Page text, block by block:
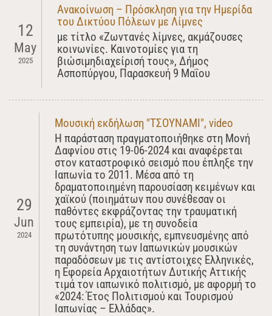
12
May
2025
Ανακοίνωση – Πρόσκληση για την Ημερίδα
του Δικτύου Πόλεων με Λίμνες
με τίτλο «Ζωντανές λίμνες, ακμάζουσες
κοινωνίες. Καινοτομίες για τη
βιώσιμηδιαχείρισή τους», Δήμος
Ασποπύργου, Παρασκευή 9 Μαΐου
29
Jun
2024
Μουσική εκδήλωση "ΤΣΟΥΝΑΜΙ", video
Η παράσταση πραγματοποιήθηκε στη Μονή
Δαφνίου στις 19-06-2024 και αναφέρεται
στον καταστροφικό σεισμό που έπληξε την
Ιαπωνία το 2011. Μέσα από τη
δραματοποιημένη παρουσίαση κειμένων και
χαϊκού (ποιημάτων που συνέθεσαν οι
παθόντες εκφράζοντας την τραυματική
τους εμπειρία), με τη συνοδεία
πρωτότυπης μουσικής, εμπνευσμένης από
τη συνάντηση των Ιαπωνικών μουσικών
παραδόσεων με τις αντίστοιχες Ελληνικές,
η Εφορεία Αρχαιοτήτων Δυτικής Αττικής
τιμά τον ιαπωνικό πολιτισμό, με αφορμή το
«2024: Έτος Πολιτισμού και Τουρισμού
Ιαπωνίας – Ελλάδας».